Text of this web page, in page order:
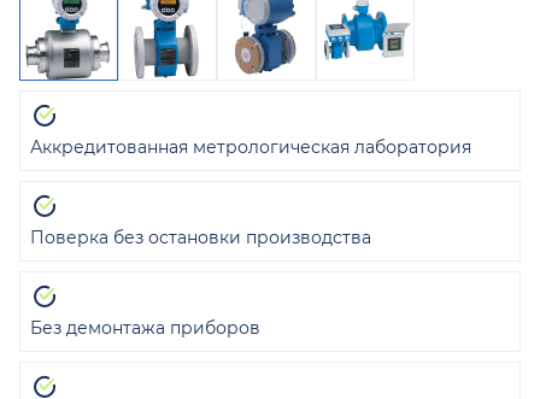
Аккредитованная метрологическая лаборатория
Поверка без остановки производства
Без демонтажа приборов